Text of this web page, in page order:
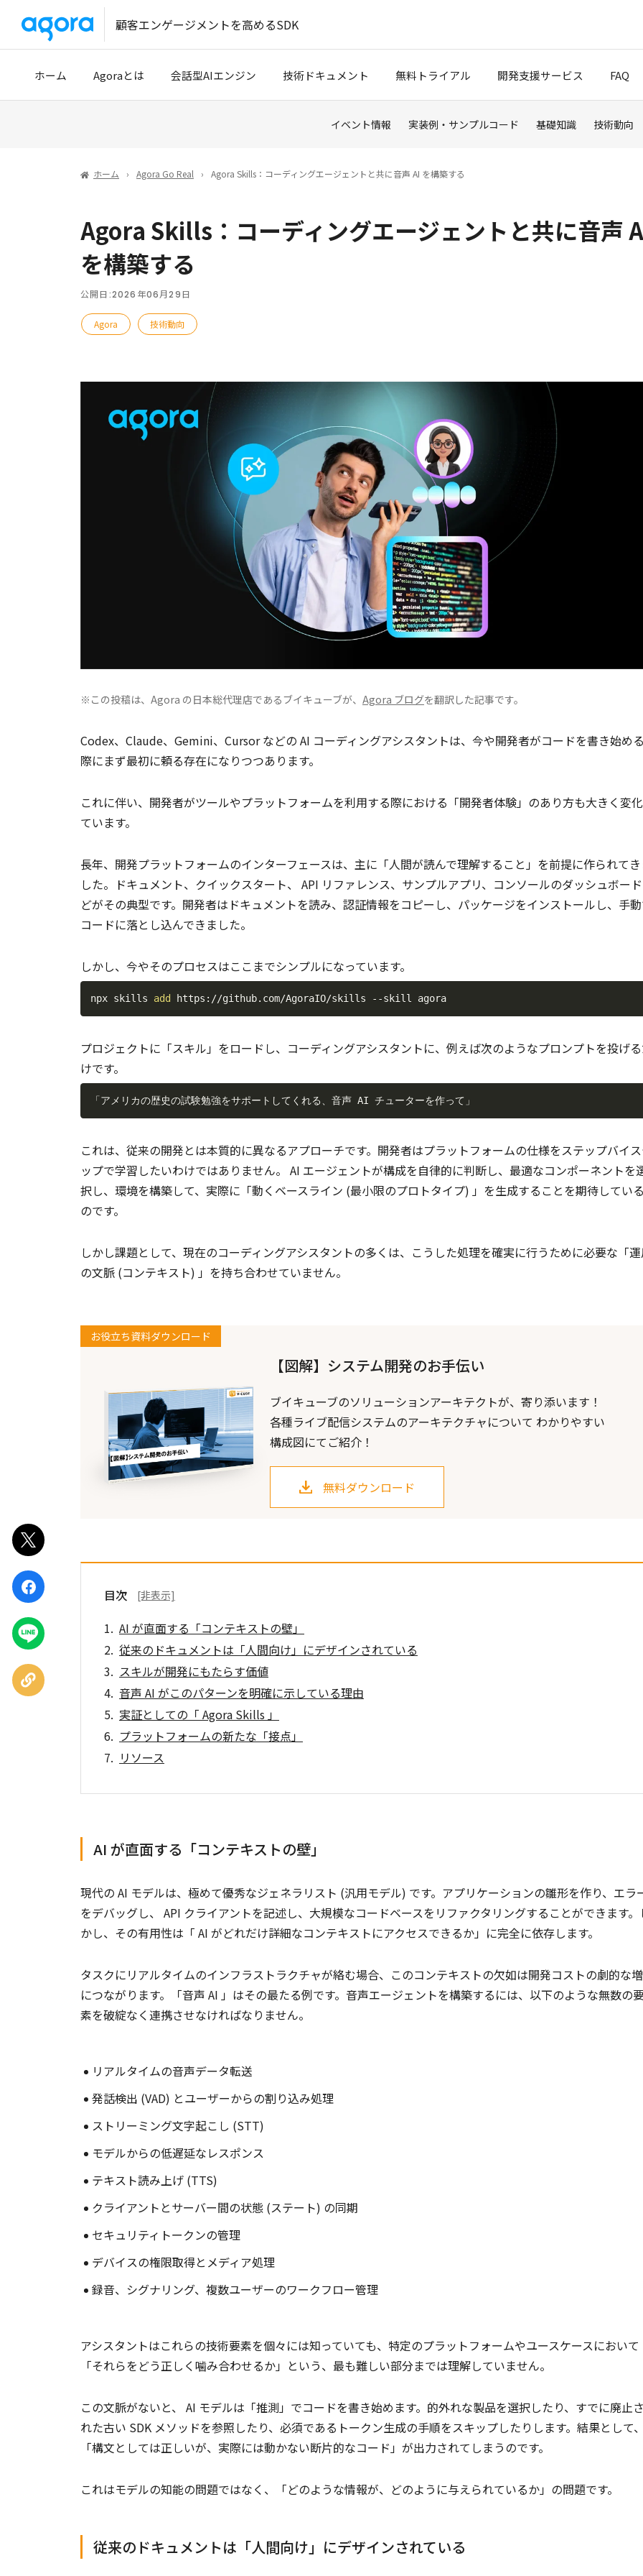
顧客エンゲージメントを高めるSDK
ホーム Agoraとは 会話型AIエンジン 技術ドキュメント
クイックスタート
Tencent Cloud
無料トライアル 開発支援サービス FAQ
イベント情報 実装例・サンプルコード 基礎知識 技術動向
ホーム Agora Go Real Agora Skills：コーディングエージェントと共に音声 AI を構築する
ポスト
シェア
LINEで
送る
URLを
コピー
Agora Skills：コーディングエージェントと共に音声
を構築する
公開日:2026年06月29日
Agora 技術動向
※この投稿は、Agora の日本総代理店であるブイキューブが、 Agora ブログを翻訳した記事です。
Codex、Claude、Gemini、Cursor などの AI コーディングアシスタントは、今や開発者がコードを書き始め
際にまず最初に頼る存在になりつつあります。
これに伴い、開発者がツールやプラットフォームを利用する際における「開発者体験」のあり方も大きく変
ています。
長年、開発プラットフォームのインターフェースは、主に「人間が読んで理解すること」を前提に作られて
した。ドキュメント、クイックスタート、 API リファレンス、サンプルアプリ、コンソールのダッシュボー
どがその典型です。開発者はドキュメントを読み、認証情報をコピーし、パッケージをインストールし、手
コードに落とし込んできました。
しかし、今やそのプロセスはここまでシンプルになっています。
npx skills add https://github.com/AgoraIO/skills --skill agora
プロジェクトに「スキル」をロードし、コーディングアシスタントに、例えば次のようなプロンプトを投げ
けです。
「アメリカの歴史の試験勉強をサポートしてくれる、音声 AI チューターを作って」
これは、従来の開発とは本質的に異なるアプローチです。開発者はプラットフォームの仕様をステップバイ
ップで学習したいわけではありません。 AI エージェントが構成を自律的に判断し、最適なコンポーネントを
択し、環境を構築して、実際に「動くベースライン (最小限のプロトタイプ) 」を生成することを期待してい
のです。
しかし課題として、現在のコーディングアシスタントの多くは、こうした処理を確実に行うために必要な「
の文脈 (コンテキスト) 」を持ち合わせていません。
お役立ち資料ダウンロード
【図解】システム開発のお手伝い
ブイキューブのソリューションアーキテクトが、寄り添います！
各種ライブ配信システムのアーキテクチャについて わかりやすい
構成図にてご紹介！
無料ダウンロード
目次 [非表示]
AI が直面する「コンテキストの壁」
従来のドキュメントは「人間向け」にデザインされている
スキルが開発にもたらす価値
音声 AI がこのパターンを明確に示している理由
実証としての「 Agora Skills 」
プラットフォームの新たな「接点」
リソース
AI が直面する「コンテキストの壁」
現代の AI モデルは、極めて優秀なジェネラリスト (汎用モデル) です。アプリケーションの雛形を作り、エラ
をデバッグし、 API クライアントを記述し、大規模なコードベースをリファクタリングすることができます。
かし、その有用性は「 AI がどれだけ詳細なコンテキストにアクセスできるか」に完全に依存します。
タスクにリアルタイムのインフラストラクチャが絡む場合、このコンテキストの欠如は開発コストの劇的な
につながります。「音声 AI 」はその最たる例です。音声エージェントを構築するには、以下のような無数の
素を破綻なく連携させなければなりません。
リアルタイムの音声データ転送
発話検出 (VAD) とユーザーからの割り込み処理
ストリーミング文字起こし (STT)
モデルからの低遅延なレスポンス
テキスト読み上げ (TTS)
クライアントとサーバー間の状態 (ステート) の同期
セキュリティトークンの管理
デバイスの権限取得とメディア処理
録音、シグナリング、複数ユーザーのワークフロー管理
アシスタントはこれらの技術要素を個々には知っていても、特定のプラットフォームやユースケースにおいて
「それらをどう正しく噛み合わせるか」という、最も難しい部分までは理解していません。
この文脈がないと、 AI モデルは「推測」でコードを書き始めます。的外れな製品を選択したり、すでに廃止
れた古い SDK メソッドを参照したり、必須であるトークン生成の手順をスキップしたりします。結果として
「構文としては正しいが、実際には動かない断片的なコード」が出力されてしまうのです。
これはモデルの知能の問題ではなく、「どのような情報が、どのように与えられているか」の問題です。
従来のドキュメントは「人間向け」にデザインされている